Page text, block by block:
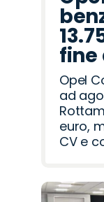
fine
Opel
ad
euro,
CV e